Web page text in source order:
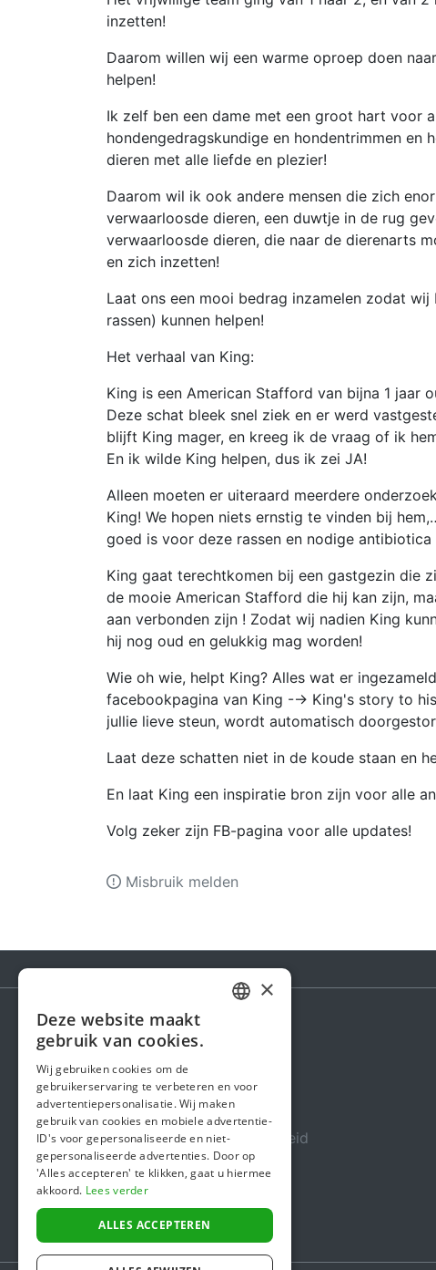
inzetten!
Daarom willen wij een warme oproep doen
helpen!
Ik zelf ben een dame met een groot hart voor
hondengedragskundige en hondentrimmen en
dieren met alle liefde en plezier!
Daarom wil ik ook andere mensen die zich
verwaarloosde dieren, een duwtje in de rug
verwaarloosde dieren, die naar de dierenarts
en zich inzetten!
Laat ons een mooi bedrag inzamelen zodat
rassen) kunnen helpen!
Het verhaal van King:
King is een American Stafford van bijna 1 jaar
Deze schat bleek snel ziek en er werd
blijft King mager, en kreeg ik de vraag of ik
En ik wilde King helpen, dus ik zei JA!
Alleen moeten er uiteraard meerdere
King! We hopen niets ernstig te vinden bij
goed is voor deze rassen en nodige antibiotica
King gaat terechtkomen bij een gastgezin die
de mooie American Stafford die hij kan zijn,
aan verbonden zijn ! Zodat wij nadien King
hij nog oud en gelukkig mag worden!
Wie oh wie, helpt King? Alles wat er
facebookpagina van King -→ King's story to
jullie lieve steun, wordt automatisch
Laat deze schatten niet in de koude staan en
En laat King een inspiratie bron zijn voor alle
Volg zeker zijn FB-pagina voor alle updates!
Misbruik melden
Steunactie
Over ons
In de media
Veiligheid & Betrouwbaarheid
Algemene voorwaarden
Privacybeleid
Cookiebeleid
ENGLISH
×
Deze website maakt
gebruik van cookies.
Wij gebruiken cookies om de
gebruikerservaring te verbeteren en voor
advertentiepersonalisatie. Wij maken
gebruik van cookies en mobiele advertentie-
ID's voor gepersonaliseerde en niet-
gepersonaliseerde advertenties. Door op
'Alles accepteren' te klikken, gaat u hiermee
akkoord. Lees verder
ALLES ACCEPTEREN